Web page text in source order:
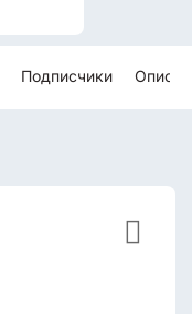
Подписчики
